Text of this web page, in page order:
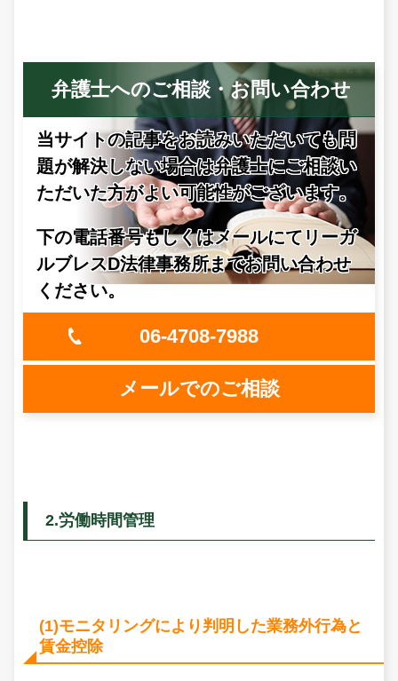
弁護士へのご相談・お問い合わせ
当サイトの記事をお読みいただいても問
題が解決しない場合は弁護士にご相談い
ただいた方がよい可能性がございます。
下の電話番号もしくはメールにてリーガ
ルブレスD法律事務所までお問い合わせ
ください。
06-4708-7988
メールでのご相談
2.労働時間管理
(1)モニタリングにより判明した業務外行為と
賃金控除